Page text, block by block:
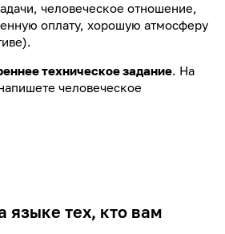
человеческое отношение,
оплату, хорошую атмосферу
техническое задание. На
человеческое
языке тех, кто вам